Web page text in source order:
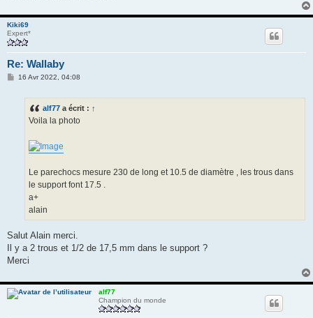
Kiki69
Expert*
Re: Wallaby
M16 Avr 2022, 04:08
alf77 a écrit : ↑
Voila la photo
Le parechocs mesure 230 de long et 10.5 de diamètre , les trous dans
le support font 17.5 .
a+
alain
Salut Alain merci.
Il y a 2 trous et 1/2 de 17,5 mm dans le support ?
Merci
alf77
Champion du monde